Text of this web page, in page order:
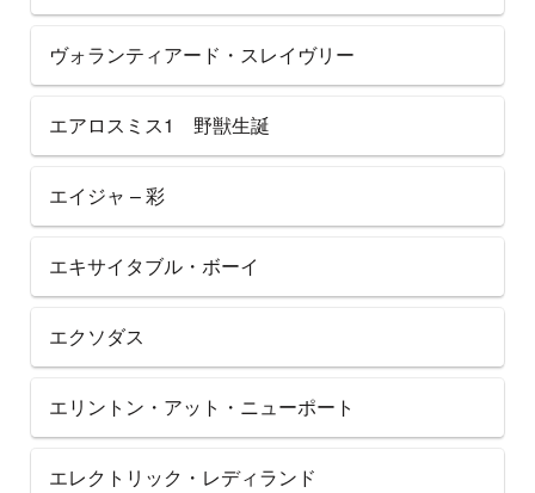
ヴォランティアード・スレイヴリー
エアロスミス1 野獣生誕
エイジャ – 彩
エキサイタブル・ボーイ
エクソダス
エリントン・アット・ニューポート
エレクトリック・レディランド